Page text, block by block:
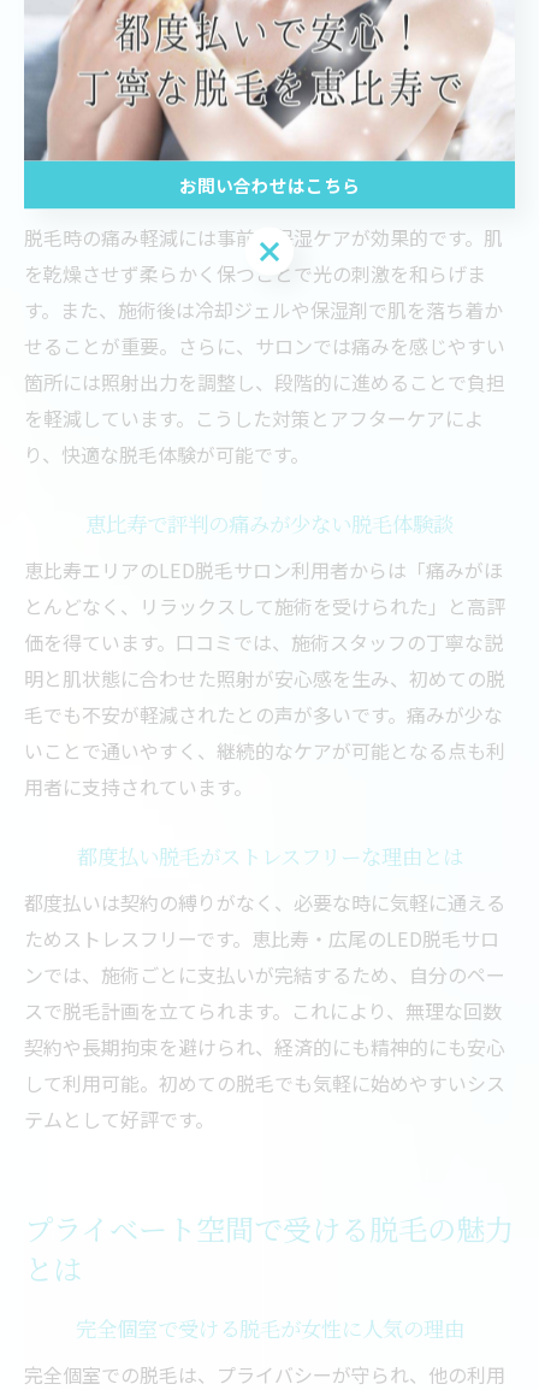
ため、赤みや炎症のリスクを抑制。施術中も肌の反応を
細かくチェックし、必要に応じて出力調整を行うため、
肌トラブルを未然に防げます。これらの工夫により、敏
感肌の方もストレスなく脱毛施術を受けられます。
脱毛時の痛みを軽減する対策とケア方法
脱毛時の痛み軽減には事前の保湿ケアが効果的です。肌
を乾燥させず柔らかく保つことで光の刺激を和らげま
す。また、施術後は冷却ジェルや保湿剤で肌を落ち着か
せることが重要。さらに、サロンでは痛みを感じやすい
箇所には照射出力を調整し、段階的に進めることで負担
を軽減しています。こうした対策とアフターケアによ
り、快適な脱毛体験が可能です。
恵比寿で評判の痛みが少ない脱毛体験談
恵比寿エリアのLED脱毛サロン利用者からは「痛みがほ
とんどなく、リラックスして施術を受けられた」と高評
価を得ています。口コミでは、施術スタッフの丁寧な説
明と肌状態に合わせた照射が安心感を生み、初めての脱
毛でも不安が軽減されたとの声が多いです。痛みが少な
いことで通いやすく、継続的なケアが可能となる点も利
用者に支持されています。
都度払い脱毛がストレスフリーな理由とは
都度払いは契約の縛りがなく、必要な時に気軽に通える
ためストレスフリーです。恵比寿・広尾のLED脱毛サロ
ンでは、施術ごとに支払いが完結するため、自分のペー
スで脱毛計画を立てられます。これにより、無理な回数
契約や長期拘束を避けられ、経済的にも精神的にも安心
して利用可能。初めての脱毛でも気軽に始めやすいシス
テムとして好評です。
プライベート空間で受ける脱毛の魅力
とは
完全個室で受ける脱毛が女性に人気の理由
完全個室での脱毛は、プライバシーが守られ、他の利用
お問い合わせはこちら
お問い合わせはこちら